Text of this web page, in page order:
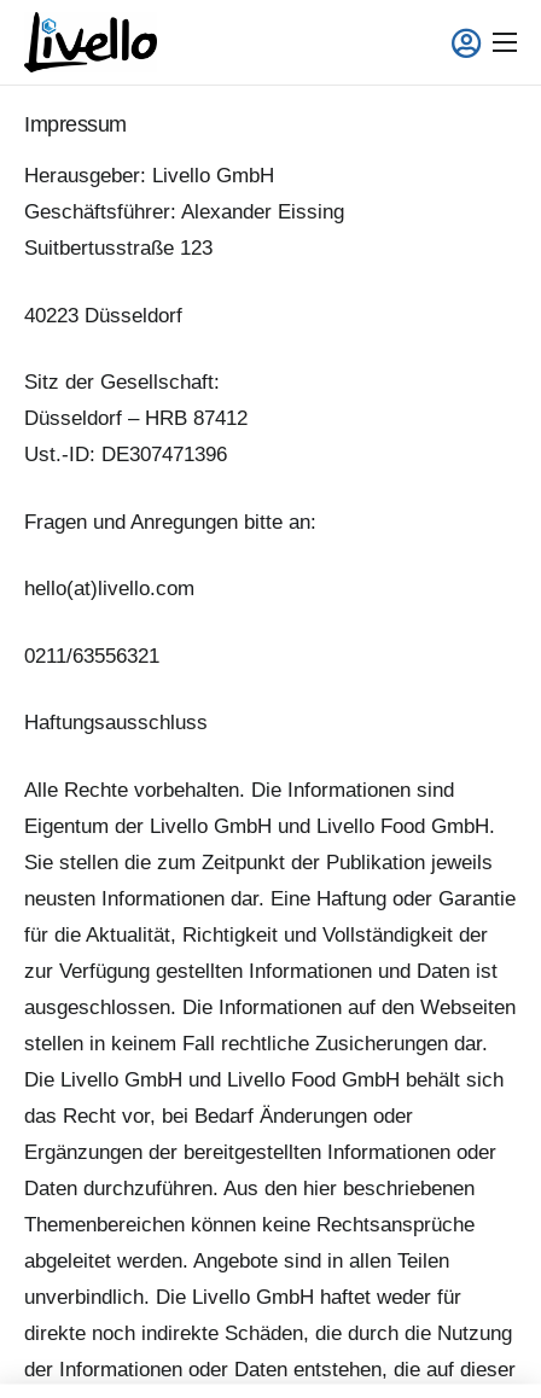
content
Voll-Service Lösungen
Einsatzgebiete
Über uns
Impressum
Herausgeber: Livello GmbH
Geschäftsführer: Alexander Eissing
Suitbertusstraße 123
40223 Düsseldorf
Sitz der Gesellschaft:
Düsseldorf – HRB 87412
Ust.-ID: DE307471396
Fragen und Anregungen bitte an:
hello(at)livello.com
0211/63556321
​Haftungsausschluss
Alle Rechte vorbehalten. Die Informationen sind
Eigentum der Livello GmbH und Livello Food GmbH.
Sie stellen die zum Zeitpunkt der Publikation jeweils
neusten Informationen dar. Eine Haftung oder Garantie
für die Aktualität, Richtigkeit und Vollständigkeit der
zur Verfügung gestellten Informationen und Daten ist
ausgeschlossen. Die Informationen auf den Webseiten
stellen in keinem Fall rechtliche Zusicherungen dar.
Die Livello GmbH und Livello Food GmbH behält sich
das Recht vor, bei Bedarf Änderungen oder
Ergänzungen der bereitgestellten Informationen oder
Daten durchzuführen. Aus den hier beschriebenen
Themenbereichen können keine Rechtsansprüche
abgeleitet werden. Angebote sind in allen Teilen
unverbindlich. Die Livello GmbH haftet weder für
direkte noch indirekte Schäden, die durch die Nutzung
der Informationen oder Daten entstehen, die auf dieser